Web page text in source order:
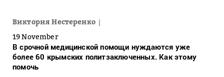
Виктория Нестеренко
19 November
В срочной медицинской помощи нуждаются уже
более 60 крымских политзаключенных. Как этому
помочь